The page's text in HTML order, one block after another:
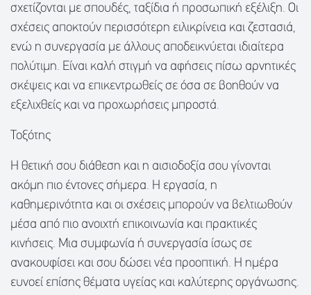
σχετίζονται με σπουδές, ταξίδια ή προσωπική εξέλιξη. Οι
σχέσεις αποκτούν περισσότερη ειλικρίνεια και ζεστασιά,
ενώ η συνεργασία με άλλους αποδεικνύεται ιδιαίτερα
πολύτιμη. Είναι καλή στιγμή να αφήσεις πίσω αρνητικές
σκέψεις και να επικεντρωθείς σε όσα σε βοηθούν να
εξελιχθείς και να προχωρήσεις μπροστά.
Τοξότης
Η θετική σου διάθεση και η αισιοδοξία σου γίνονται
ακόμη πιο έντονες σήμερα. Η εργασία, η
καθημερινότητα και οι σχέσεις μπορούν να βελτιωθούν
μέσα από πιο ανοιχτή επικοινωνία και πρακτικές
κινήσεις. Μια συμφωνία ή συνεργασία ίσως σε
ανακουφίσει και σου δώσει νέα προοπτική. Η ημέρα
ευνοεί επίσης θέματα υγείας και καλύτερης οργάνωσης.